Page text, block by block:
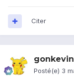
Citer
gonkevin
Posté(e) 3